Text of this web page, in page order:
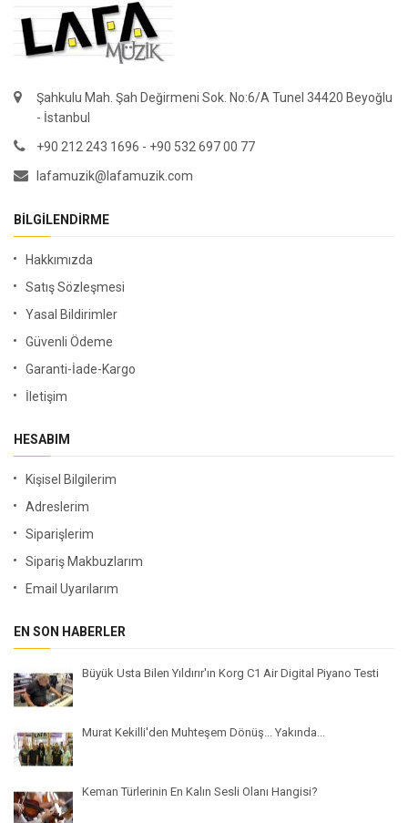
Şahkulu Mah. Şah Değirmeni Sok. No:6/A Tunel 34420 Beyoğlu
- İstanbul
+90 212 243 1696 - +90 532 697 00 77
lafamuzik@lafamuzik.com
BILGILENDIRME
Hakkımızda
Satış Sözleşmesi
Yasal Bildirimler
Güvenli Ödeme
Garanti-İade-Kargo
İletişim
HESABIM
Kişisel Bilgilerim
Adreslerim
Siparişlerim
Sipariş Makbuzlarım
Email Uyarılarım
EN SON HABERLER
Büyük Usta Bilen Yıldırır'ın Korg C1 Air Digital Piyano Testi
Murat Kekilli'den Muhteşem Dönüş... Yakında...
Keman Türlerinin En Kalın Sesli Olanı Hangisi?